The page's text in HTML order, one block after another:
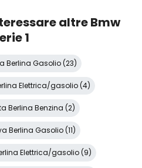
altre Bmw
1
Berlina Gasolio (23)
Elettrica/gasolio (4)
Berlina Benzina (2)
Berlina Gasolio (11)
Elettrica/gasolio (9)